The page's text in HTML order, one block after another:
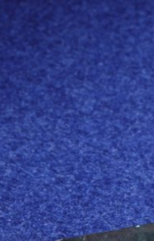
starten
et
universitetetsbibliotek